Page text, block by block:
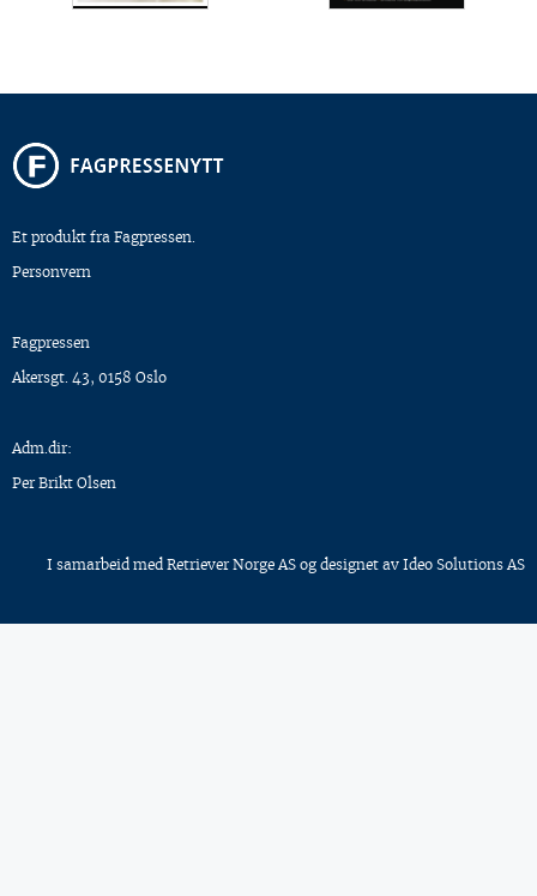
Et produkt fra Fagpressen.
Personvern
Fagpressen
Akersgt. 43, 0158 Oslo
Adm.dir:
Per Brikt Olsen
I samarbeid med Retriever Norge AS og designet av Ideo Solutions AS